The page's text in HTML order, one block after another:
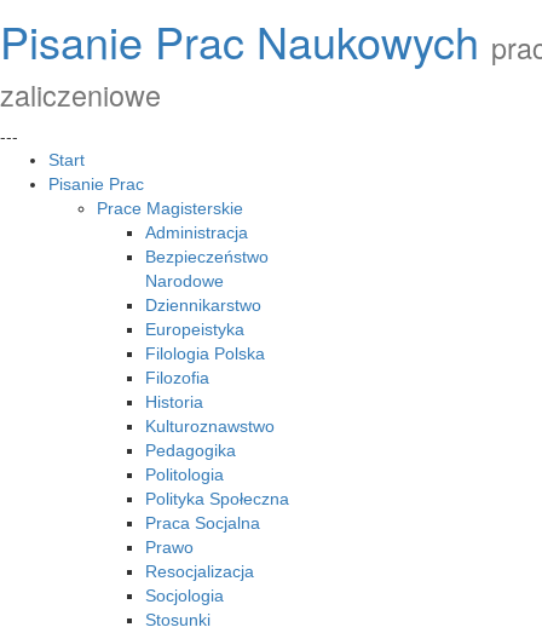
Pisanie Prac Naukowych
zaliczeniowe
---
Start
Pisanie Prac
Prace Magisterskie
Administracja
Bezpieczeństwo
Narodowe
Dziennikarstwo
Europeistyka
Filologia Polska
Filozofia
Historia
Kulturoznawstwo
Pedagogika
Politologia
Polityka Społeczna
Praca Socjalna
Prawo
Resocjalizacja
Socjologia
Stosunki